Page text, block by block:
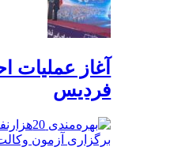
آغاز
فردیس